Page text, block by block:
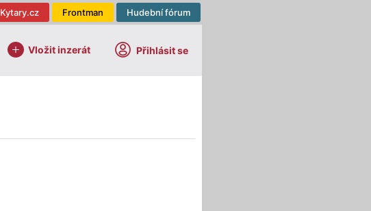
Hudební fórum
Frontman
Kytary.cz
Vložit inzerát Přihlásit se